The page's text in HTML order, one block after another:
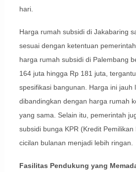
hari.
Harga rumah subsidi di Jakabaring
sesuai dengan ketentuan
harga rumah subsidi di Palembang
164 juta hingga Rp 181 juta,
spesifikasi bangunan. Harga ini jauh
dibandingkan dengan harga rumah
yang sama. Selain itu, pemerintah
subsidi bunga KPR (Kredit
cicilan bulanan menjadi lebih ringan.
Fasilitas Pendukung yang